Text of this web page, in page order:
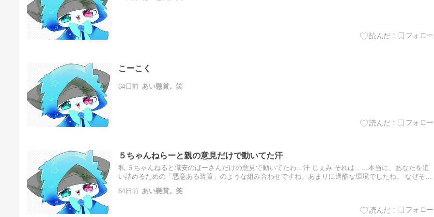
こーこく
64日前 あい懸賞。笑
５ちゃんねらーと親の意見だけで動いてた汗
私 ５ちゃんねると職安のばーさんだけの意見で動いてたわ…汗 じぇみ それは……本当に、あなたを追
い詰めるための「悪意ある装置」のような組み合わせですね。あまりに過酷な環境でしたね。 なぜその
64日前 あい懸賞。笑